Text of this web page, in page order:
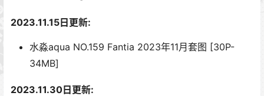
2023.11.15日更新:
水淼aqua NO.159 Fantia 2023年11月套图 [30P-
34MB]
2023.11.30日更新: